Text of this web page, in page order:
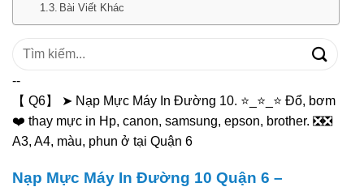
Bài Viết Khác
Tìm
--
【 Q6】 ➤ Nạp Mực Máy In Đường 10. ⭐_⭐_⭐ Đổ, bơm
❤️ thay mực in Hp, canon, samsung, epson, brother. ❎❎
A3, A4, màu, phun ở tại Quận 6
Nạp Mực Máy In Đường 10 Quận 6 –